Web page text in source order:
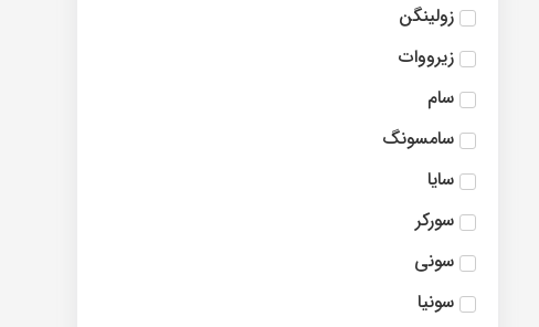
زولینگن
زیرووات
سام
سامسونگ
سایا
سورکر
سونی
سونیا